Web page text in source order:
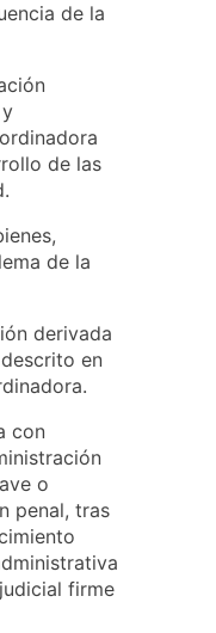
de la
de las
de la
derivada
en
con
o
penal, tras
firme